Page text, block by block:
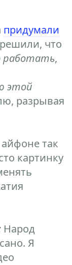
придумали
что
работать,
этой
разрывая
айфоне так
картинку
Народ
Я